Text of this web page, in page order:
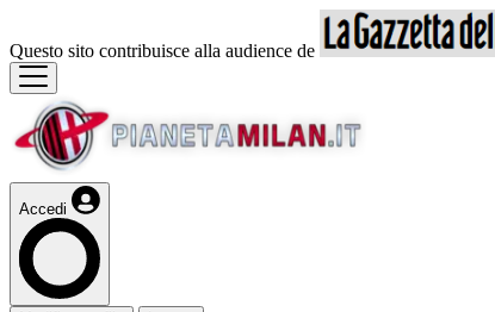
Questo sito contribuisce alla audience de
Accedi